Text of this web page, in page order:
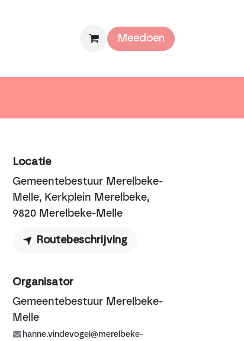
Meedoen
Locatie
Gemeentebestuur Merelbeke-
Melle, Kerkplein Merelbeke,
9820 Merelbeke-Melle
Routebeschrijving
Organisator
Gemeentebestuur Merelbeke-
Melle
hanne.vindevogel@merelbeke-